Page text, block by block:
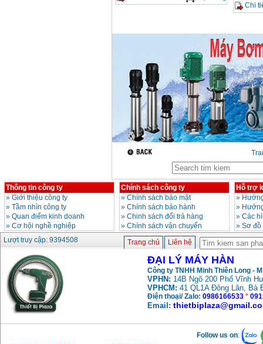
Chi
Thông tin công ty
» Giới thiệu công ty
» Tầm nhìn công ty
» Quan điểm kinh doanh
» Cơ hội nghề nghiệp
Chính sách công ty
» Chính sách bảo mật
» Chính sách bảo hành
» Chinh sách đổi trả hàng
» Chính sách vận chuyển
Hỗ trợ
»
»
» Các
» Sơ
Lượt truy cập: 9394508
Trang chủ Liên hệ
ĐẠI LÝ MÁY HÀN
Công ty TNHH Minh Thiên Long -
VPHN: 14B Ngõ 200 Phố Vĩnh
VPHCM: 41 QL1A Đông Lân, Bà
Điện thoại/ Zalo: 0986166533 *
Email:
Follow us on: